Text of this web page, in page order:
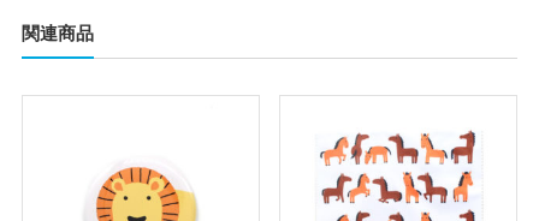
関連商品